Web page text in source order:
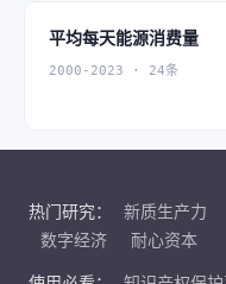
平均每天能源消费量
2000-2023 · 24条
热门研究： 新质生产力
数字经济
耐心资本